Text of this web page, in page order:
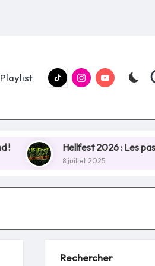
Playlist tiktok.comInstagram.com
youtube.com
Hellfest 2026 : Les pass 4
8 juillet 2025
Rechercher